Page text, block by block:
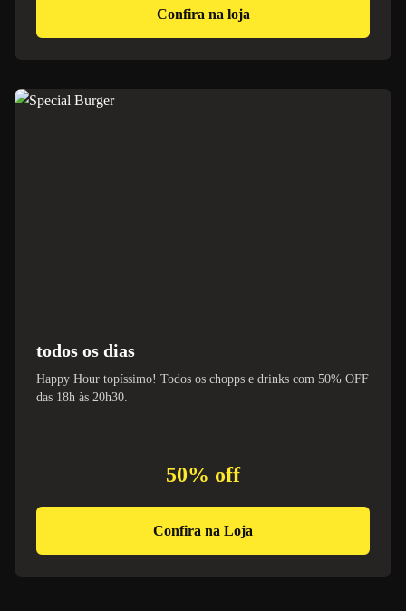
Confira na loja
todos os dias
Happy Hour topíssimo! Todos os chopps e drinks com 50% OFF
das 18h às 20h30.
50% off
Confira na Loja